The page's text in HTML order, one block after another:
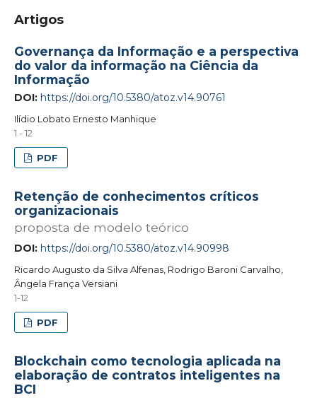
Artigos
Governança da Informação e a perspectiva
do valor da informação na Ciência da
Informação
DOI: https://doi.org/10.5380/atoz.v14.90761
Ilídio Lobato Ernesto Manhique
1 - 12
PDF
Retenção de conhecimentos críticos
organizacionais
proposta de modelo teórico
DOI: https://doi.org/10.5380/atoz.v14.90998
Ricardo Augusto da Silva Alfenas, Rodrigo Baroni Carvalho,
Ângela França Versiani
1-12
PDF
Blockchain como tecnologia aplicada na
elaboração de contratos inteligentes na
BCI